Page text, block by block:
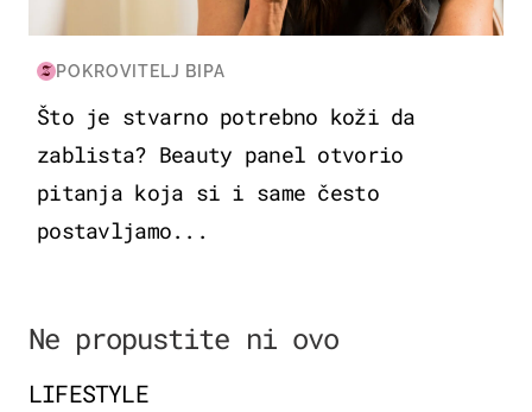
POKROVITELJ BIPA
Što je stvarno potrebno koži da
zablista? Beauty panel otvorio
pitanja koja si i same često
postavljamo...
Ne propustite ni ovo
LIFESTYLE